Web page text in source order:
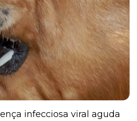
infecciosa viral aguda